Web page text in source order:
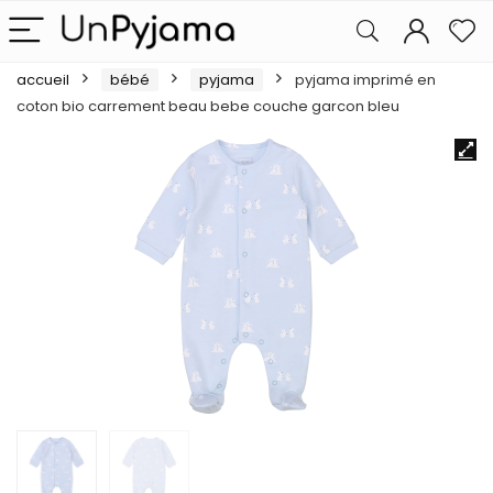
accueil bébé pyjama
pyjama imprimé en
coton bio carrement beau bebe couche garcon bleu